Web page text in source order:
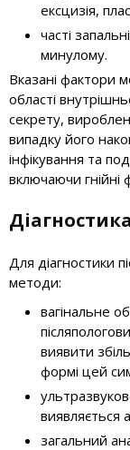
ексцизія,
часті
минулому.
Вказані фактори
області
секрету,
випадку його
інфікування та
включаючи гнійні
Діагностика
Для діагностики
методи:
вагінальне
виявити
формі цей
виявляється
загальний